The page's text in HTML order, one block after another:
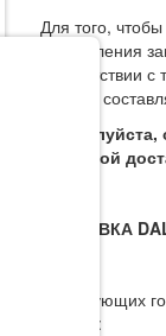
Для того,
оформления
соответствии
обычно
!
обратной
ДОСТАВКА
В следующих
оплаты: